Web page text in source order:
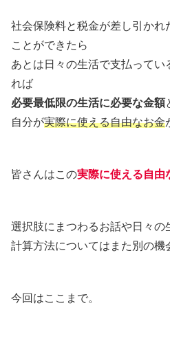
社会保険料と税金が差し引かれ
ことができたら
あとは日々の生活で支払って
れば
必要最低限の生活に必要な金額
自分が実際に使える自由なお金
皆さんはこの実際に使える自由
選択肢にまつわるお話や日々
計算方法についてはまた別の機
今回はここまで。